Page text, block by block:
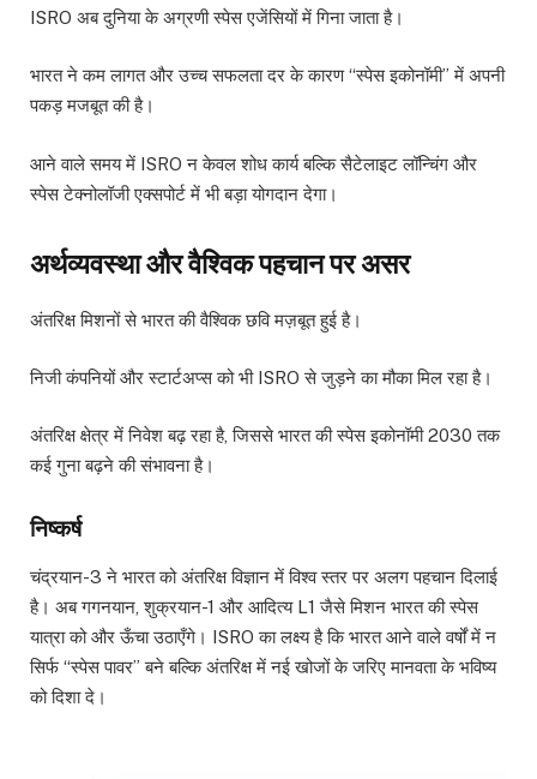
ISRO अब दुनिया के अग्रणी स्पेस एजेंसियों में गिना जाता है।
भारत ने कम लागत और उच्च सफलता दर के कारण “स्पेस इकोनॉमी” में अपनी
पकड़ मजबूत की है।
आने वाले समय में ISRO न केवल शोध कार्य बल्कि सैटेलाइट लॉन्चिंग और
स्पेस टेक्नोलॉजी एक्सपोर्ट में भी बड़ा योगदान देगा।
अर्थव्यवस्था और वैश्विक पहचान पर असर
अंतरिक्ष मिशनों से भारत की वैश्विक छवि मज़बूत हुई है।
निजी कंपनियों और स्टार्टअप्स को भी ISRO से जुड़ने का मौका मिल रहा है।
अंतरिक्ष क्षेत्र में निवेश बढ़ रहा है, जिससे भारत की स्पेस इकोनॉमी 2030 तक
कई गुना बढ़ने की संभावना है।
निष्कर्ष
चंद्रयान-3 ने भारत को अंतरिक्ष विज्ञान में विश्व स्तर पर अलग पहचान दिलाई
है। अब गगनयान, शुक्रयान-1 और आदित्य L1 जैसे मिशन भारत की स्पेस
यात्रा को और ऊँचा उठाएँगे। ISRO का लक्ष्य है कि भारत आने वाले वर्षों में न
सिर्फ “स्पेस पावर” बने बल्कि अंतरिक्ष में नई खोजों के जरिए मानवता के भविष्य
को दिशा दे।